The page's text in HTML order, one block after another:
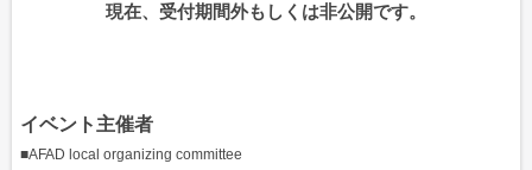
現在、受付期間外もしくは非公開です。
イベント主催者
■AFAD local organizing committee